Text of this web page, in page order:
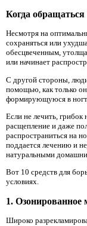
Когда обращаться
Несмотря на
сохраняться или
обесцвеченным,
или начинает
С другой стороны,
помощью, как только
формирующуюся в
Если не лечить, грибок
расщепление и даже
распространиться на
поддается лечению и
натуральными
Вот 10 средств для
условиях.
1. Озонированное
Широко